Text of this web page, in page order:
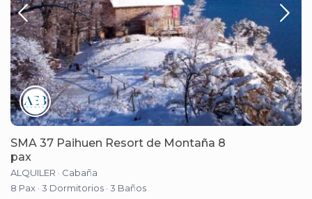
SMA 37 Paihuen Resort de Montaña 8
pax
ALQUILER · Cabaña
8 Pax · 3 Dormitorios · 3 Baños